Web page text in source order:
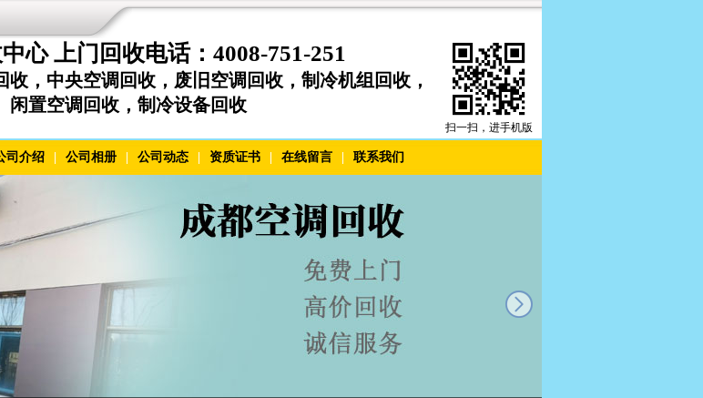
扫一扫，进手机版
心 上门回收电话：4008-751-251
收，中央空调回收，废旧空调回收，制冷机组回收，
闲置空调回收，制冷设备回收
司介绍 公司相册 公司动态 资质证书 在线留言 联系我们